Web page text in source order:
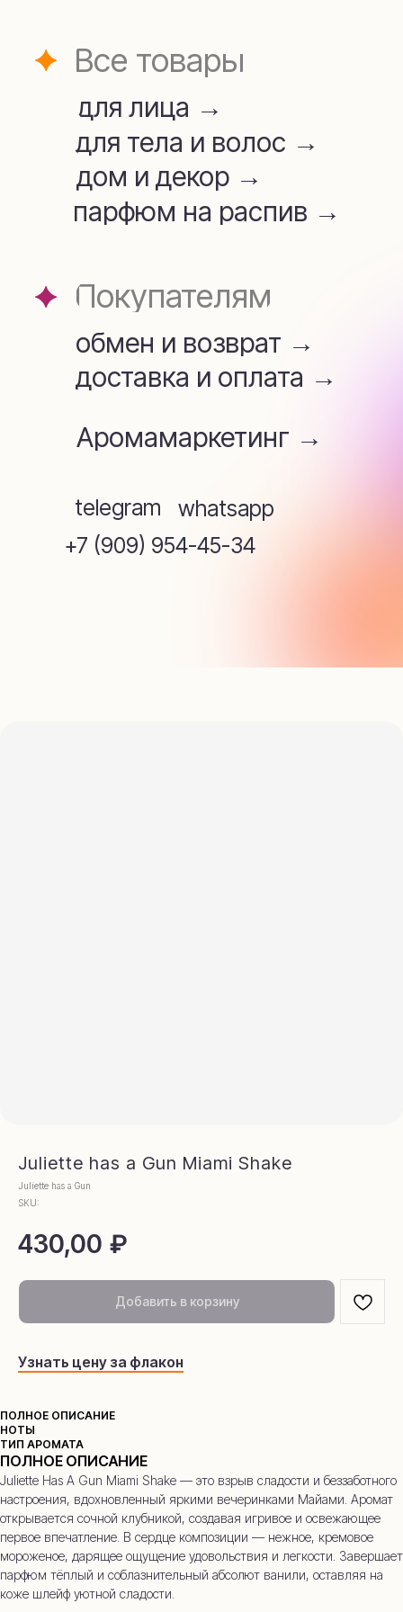
для тела и волос →
дом и декор →
парфюм на распив →
обмен и возврат →
Покупателям
telegram
whatsapp
+7 (909) 954-45-34
Аромамаркетинг →
Juliette has a Gun Miami Shake
Juliette has a Gun
SKU:
430,00 ₽
Добавить в корзину
Узнать цену за флакон
ПОЛНОЕ ОПИСАНИЕ
НОТЫ
ТИП АРОМАТА
ПОЛНОЕ ОПИСАНИЕ
Juliette Has A Gun Miami Shake — это взрыв сладости и беззаботного
настроения, вдохновленный яркими вечеринками Майами. Аромат
открывается сочной клубникой, создавая игривое и освежающее
первое впечатление. В сердце композиции — нежное, кремовое
мороженое, дарящее ощущение удовольствия и легкости. Завершает
парфюм тёплый и соблазнительный абсолют ванили, оставляя на
коже шлейф уютной сладости.